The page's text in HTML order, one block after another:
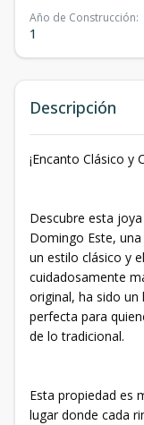
Año de Construcción:
1
Descripción
¡Encanto Clásico y
Descubre esta
Domingo Este,
un estilo clásico y
cuidadosamente
original, ha sido un
perfecta para
de lo tradicional.
Esta propiedad es
lugar donde cada